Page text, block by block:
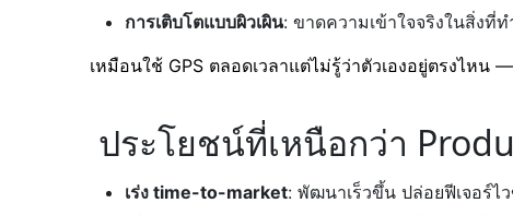
การเติบโตแบบผิวเผิน: ขาดความเข้าใจจริงในสิ่งที่ท
เหมือนใช้ GPS ตลอดเวลาแต่ไม่รู้ว่าตัวเองอยู่ตรงไหน
ประโยชน์ที่เหนือกว่า
เร่ง time-to-market: พัฒนาเร็วขึ้น ปล่อยฟีเจอร์ไ